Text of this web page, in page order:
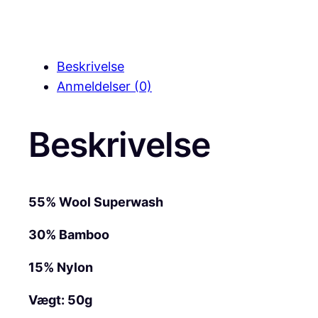
Beskrivelse
Anmeldelser (0)
Beskrivelse
55% Wool Superwash
30% Bamboo
15% Nylon
Vægt: 50g